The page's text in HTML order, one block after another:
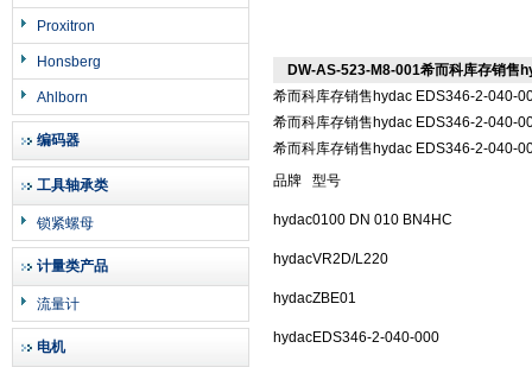
Proxitron
Honsberg
Ahlborn
编码器
工具轴承类
锁紧螺母
计量类产品
流量计
电机
DW-AS-523-M8-001希而科库存销售
希而科库存销售hydac EDS346-2-040-
希而科库存销售hydac EDS346-2-040-
希而科库存销售hydac EDS346-2-040-
品牌
型号
hydac0100 DN 010 BN4HC
hydacVR2D/L220
hydacZBE01
hydacEDS346-2-040-000